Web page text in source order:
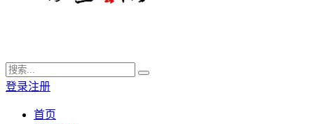
登录注册
首页